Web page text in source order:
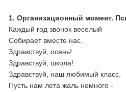
1. Организационный момент.
Каждый год звонок веселый
Собирает вместе нас.
Здравствуй, осень!
Здравствуй, школа!
Здравствуй, наш любимый класс.
Пусть нам лета жаль немного -